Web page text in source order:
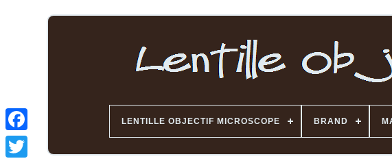
LENTILLE OBJECTIF MICROSCOPE BRAND